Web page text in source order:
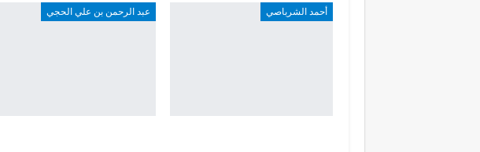
أحمد الشرباصي عبد الرحمن بن علي الحجي